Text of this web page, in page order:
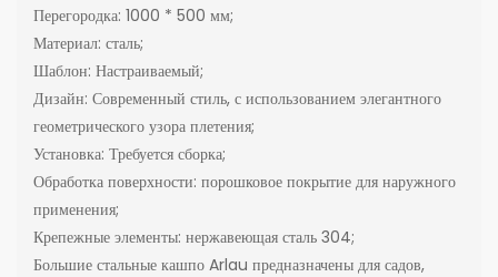
Перегородка: 1000 * 500 мм;
Материал: сталь;
Шаблон: Настраиваемый;
Дизайн: Современный стиль, с использованием элегантного
геометрического узора плетения;
Установка: Требуется сборка;
Обработка поверхности: порошковое покрытие для наружного
применения;
Крепежные элементы: нержавеющая сталь 304;
Большие стальные кашпо Arlau предназначены для садов,